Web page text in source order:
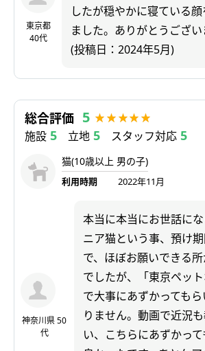
東京都
40代
したが穏やかに寝ている
ました。ありがとうござい
(投稿日：2024年5月)
総合評価 5
施設 5 立地 5 スタッフ対応 5
猫(10歳以上 男の子)
利用時期 2022年11月
神奈川県 50
代
本当に本当にお世話に
ニア猫という事、預け
で、ほぼお願いできる
でしたが、「東京ペッ
で大事にあずかっても
りません。動画で近況
い、こちらにあずかっ